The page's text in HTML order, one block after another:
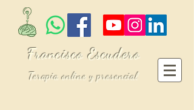
Francisco Escudero
Terapia online y presencial